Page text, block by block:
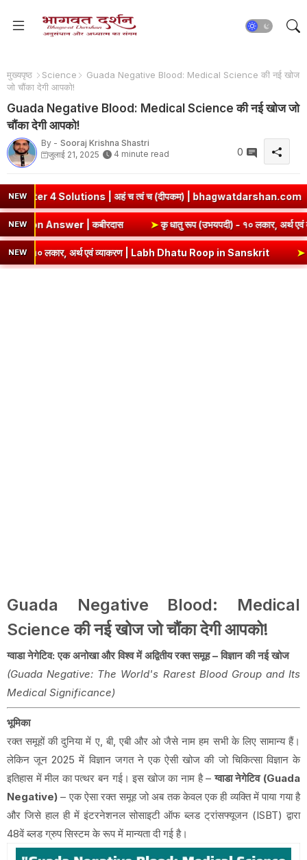
मुख्यपृष्ठ Science
Guada Negative Blood: Medical Science की नई खोज
जो चौंका देगी आपको!
Guada Negative Blood: Medical Science की नई खोज जो
चौंका देगी आपको!
By - Sooraj Krishna Shastri
जुलाई 21, 2025
4 minute read 0
NEW | अहं च त्वं च (दीपकम) | bhagwatdarshan.com ➤
NEW & Question Answer | कबीरदास ➤कृ धातु रूप (उभयपदी) -
NEW अर्थ एवं व्याकरण | Labh Dhatu Roop in Sanskrit ➤सेव् धातु रूप
Guada Negative Blood: Medical
Science की नई खोज जो चौंका देगी आपको!
ग्वाडा नेगेटिव: एक अनोखा और विश्व में अद्वितीय रक्त समूह – विज्ञान की नई खोज
(Guada Negative: The World's Rarest Blood Group and Its
Medical Significance)
भूमिका
रक्त समूहों की दुनिया में ए, बी, एबी और ओ जैसे नाम हम सभी के लिए सामान्य हैं।
लेकिन जून 2025 में विज्ञान जगत ने एक ऐसी खोज की जो चिकित्सा विज्ञान के
इतिहास में मील का पत्थर बन गई। इस खोज का नाम है –ग्वाडा नेगेटिव (Guada
Negative) – एक ऐसा रक्त समूह जो अब तक केवल एक ही व्यक्ति में पाया गया है
और जिसे हाल ही में इंटरनेशनल सोसाइटी ऑफ ब्लड ट्रांसफ्यूजन (ISBT) द्वारा
48वें ब्लड ग्रुप सिस्टम के रूप में मान्यता दी गई है।